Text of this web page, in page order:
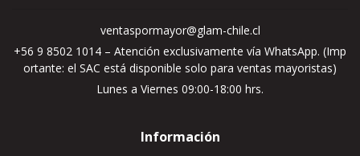
ventaspormayor@glam-chile.cl
+56 9 8502 1014 – Atención exclusivamente vía WhatsApp. (Imp
ortante: el SAC está disponible solo para ventas mayoristas)
Lunes a Viernes 09:00-18:00 hrs.
Información